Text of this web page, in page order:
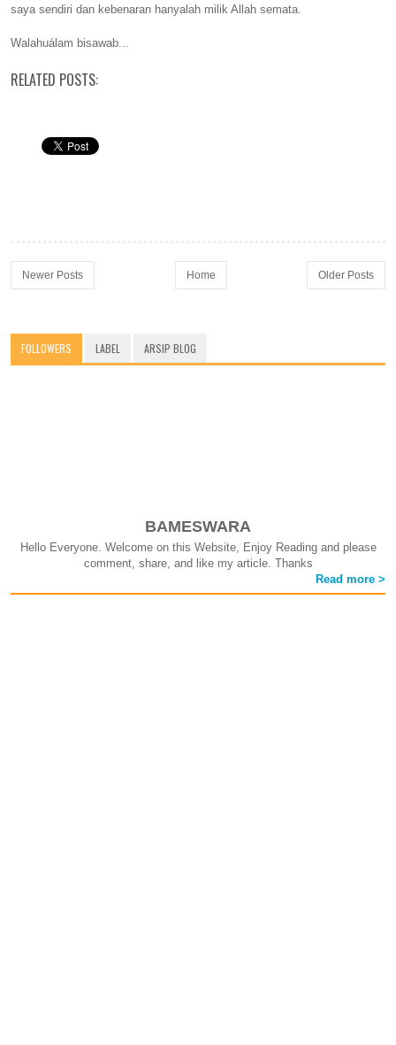
saya sendiri dan kebenaran hanyalah milik Allah semata.
Walahuálam bisawab...
RELATED POSTS:
Newer Posts Older Posts
Home
FOLLOWERS LABEL ARSIP BLOG
BAMESWARA
Hello Everyone. Welcome on this Website, Enjoy Reading and please
comment, share, and like my article. Thanks
Read more >